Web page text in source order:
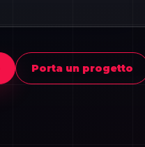
Porta un progetto